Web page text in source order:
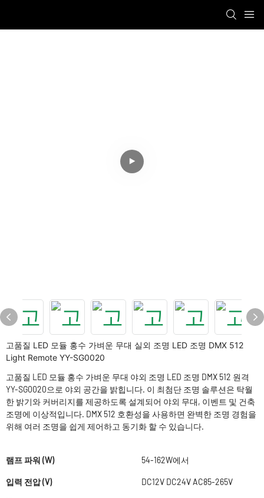
고품질 LED 모듈 홍수 가벼운 무대 실외 조명 LED 조명 DMX 512
Light Remote YY-SG0020
고품질 LED 모듈 홍수 가벼운 무대 야외 조명 LED 조명 DMX 512 원격
YY-SG0020으로 야외 공간을 밝힙니다. 이 최첨단 조명 솔루션은 탁월
한 밝기와 커버리지를 제공하도록 설계되어 야외 무대, 이벤트 및 건축
조명에 이상적입니다. DMX 512 호환성을 사용하면 완벽한 조명 경험을
위해 여러 조명을 쉽게 제어하고 동기화 할 수 있습니다.
램프 파워 (W) 54-162W에서
입력 전압 (V) DC12V DC24V AC85-265V